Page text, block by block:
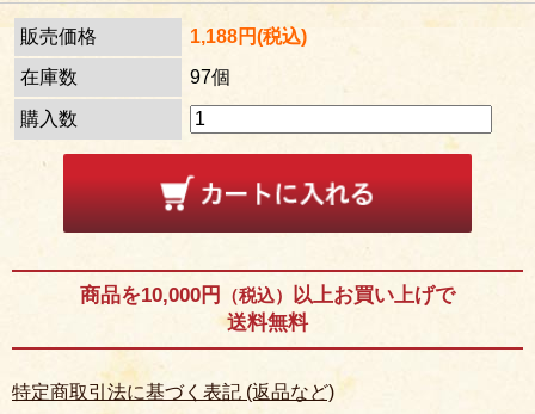
販売価格
1,188円(税込)
在庫数
97個
購入数
商品を10,000円 （税込） 以上お買い上げで
送料無料
特定商取引法に基づく表記 (返品など)